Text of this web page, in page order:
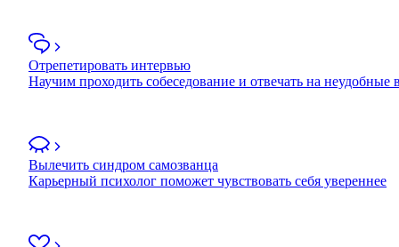
Отрепетировать интервью
Научим проходить собеседование и отвечать на неудобные
Вылечить синдром самозванца
Карьерный психолог поможет чувствовать себя увереннее